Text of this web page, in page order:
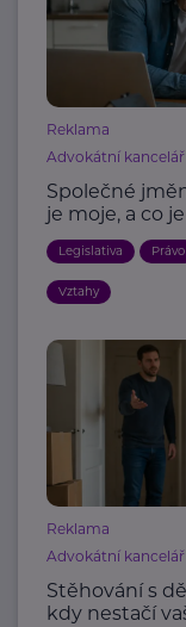
Reklama
Advokátní kancelář
Společné
je moje, a co
Legislativa Právo
Vztahy
Reklama
Advokátní kancelář
Stěhování s
kdy nestačí